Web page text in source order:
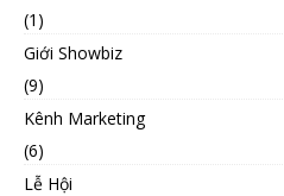
(1)
Giới Showbiz
(9)
Kênh Marketing
(6)
Lễ Hội